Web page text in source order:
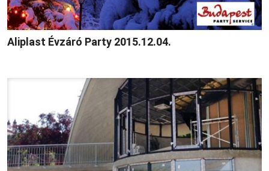
Aliplast Évzáró Party 2015.12.04.